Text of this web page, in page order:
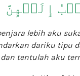
إِلَيۡهِنَّ
lebih aku
dariku tipu
tentulah aku